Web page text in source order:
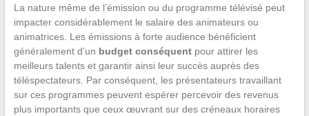
La nature même de l’émission ou du programme télévisé peut
impacter considérablement le salaire des animateurs ou
animatrices. Les émissions à forte audience bénéficient
généralement d’un budget conséquentpour attirer les
meilleurs talents et garantir ainsi leur succès auprès des
téléspectateurs. Par conséquent, les présentateurs travaillant
sur ces programmes peuvent espérer percevoir des revenus
plus importants que ceux œuvrant sur des créneaux horaires